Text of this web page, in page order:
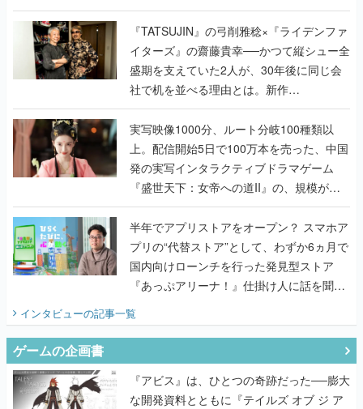
で作り込まれた理由を両ディレクターに聞
く
『TATSUJIN』の弓削雅稔×『ライデンファ
イターズ』の齋藤貴幸──かつて縦シュー全
盛期を支えていた2人が、30年後に同じ会
社で机を並べる理由とは。新作
『TATSUJIN EXTREME』で初タッグを組
んだレジェンド2人に訊く開発秘話
実写映像1000分、ルート分岐100種類以
上。配信開始5日で100万本を売った、中国
発の実写インタラクティブドラマゲーム
『盛世天下：女帝への道II』の、規模が違
うこだわりをプロデューサーに聞いた
半年でアプリストアをオープン？ スマホア
プリの“代替ストア”として、わずか6ヵ月で
国内向けローンチを行った発見型ストア
『あっぷアリーナ！』仕掛け人に話を聞い
インタビューの記事一覧
ゲームの企画書
『アビス』は、ひとつの奇跡だった──膨大
な開発資料とともに『テイルズ オブ ジ ア